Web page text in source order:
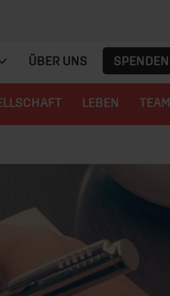
ÜBER UNS SPENDEN
LEBEN TEAM